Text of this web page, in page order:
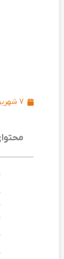
۷ شهریور ۱۴۰۳